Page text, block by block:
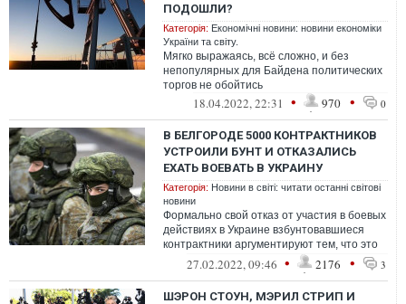
ПОДОШЛИ?
Категорія: Економічні новини: новини економіки
України та світу.
Мягко выражаясь, всё сложно, и без
непопулярных для Байдена политических
торгов не обойтись
18.04.2022, 22:31 • 970 • 0
В БЕЛГОРОДЕ 5000 КОНТРАКТНИКОВ
УСТРОИЛИ БУНТ И ОТКАЗАЛИСЬ
ЕХАТЬ ВОЕВАТЬ В УКРАИНУ
Категорія: Новини в світі: читати останні світові
новини
Формально свой отказ от участия в боевых
действиях в Украине взбунтовавшиеся
контрактники аргументируют тем, что это
не предусмотрено в их контрактах
27.02.2022, 09:46 • 2176 • 3
ШЭРОН СТОУН, МЭРИЛ СТРИП И